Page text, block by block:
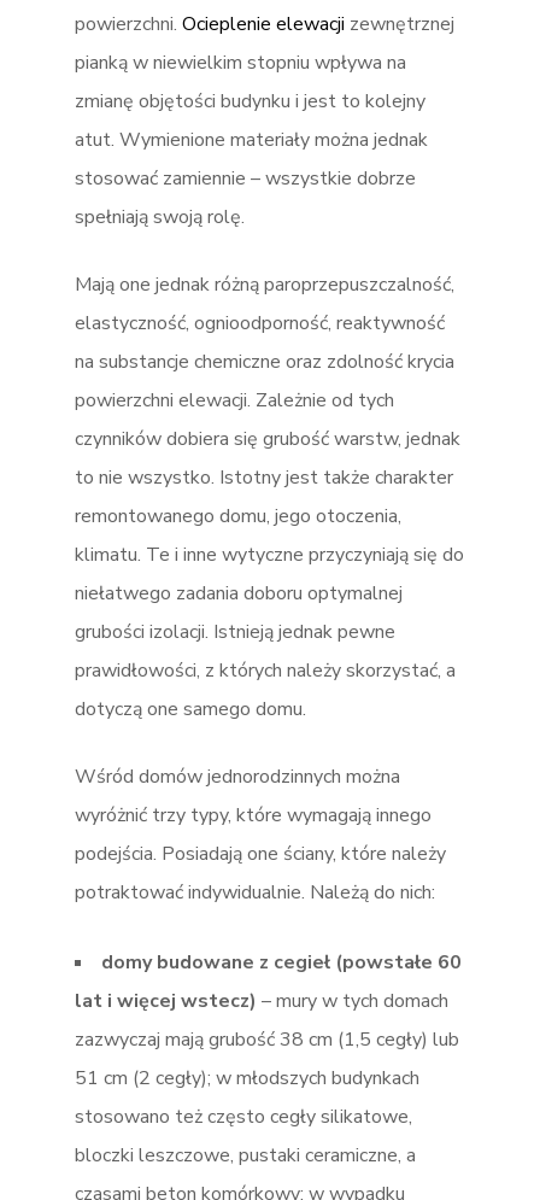
powierzchni.Ocieplenie elewacji zewnętrznej
pianką w niewielkim stopniu wpływa na
zmianę objętości budynku i jest to kolejny
atut. Wymienione materiały można jednak
stosować zamiennie – wszystkie dobrze
spełniają swoją rolę.
Mają one jednak różną paroprzepuszczalność,
elastyczność, ognioodporność, reaktywność
na substancje chemiczne oraz zdolność krycia
powierzchni elewacji. Zależnie od tych
czynników dobiera się grubość warstw, jednak
to nie wszystko. Istotny jest także charakter
remontowanego domu, jego otoczenia,
klimatu. Te i inne wytyczne przyczyniają się do
niełatwego zadania doboru optymalnej
grubości izolacji. Istnieją jednak pewne
prawidłowości, z których należy skorzystać, a
dotyczą one samego domu.
Wśród domów jednorodzinnych można
wyróżnić trzy typy, które wymagają innego
podejścia. Posiadają one ściany, które należy
potraktować indywidualnie. Należą do nich:
domy budowane z cegieł (powstałe 60
lat i więcej wstecz) – mury w tych domach
zazwyczaj mają grubość 38 cm (1,5 cegły) lub
51 cm (2 cegły); w młodszych budynkach
stosowano też często cegły silikatowe,
bloczki leszczowe, pustaki ceramiczne, a
czasami beton komórkowy; w wypadku